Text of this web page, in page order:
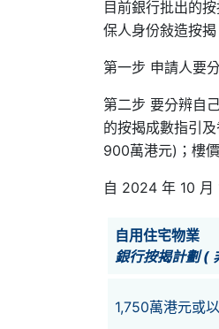
目前銀行批出的
保人身份敍造按揭
第一步 申請人要
第二步 要分辨自
的按揭成數指引
900萬港元)；樓
自 2024 年 10 月
自用住宅物業
銀行按揭計劃 (
1,750萬港元或